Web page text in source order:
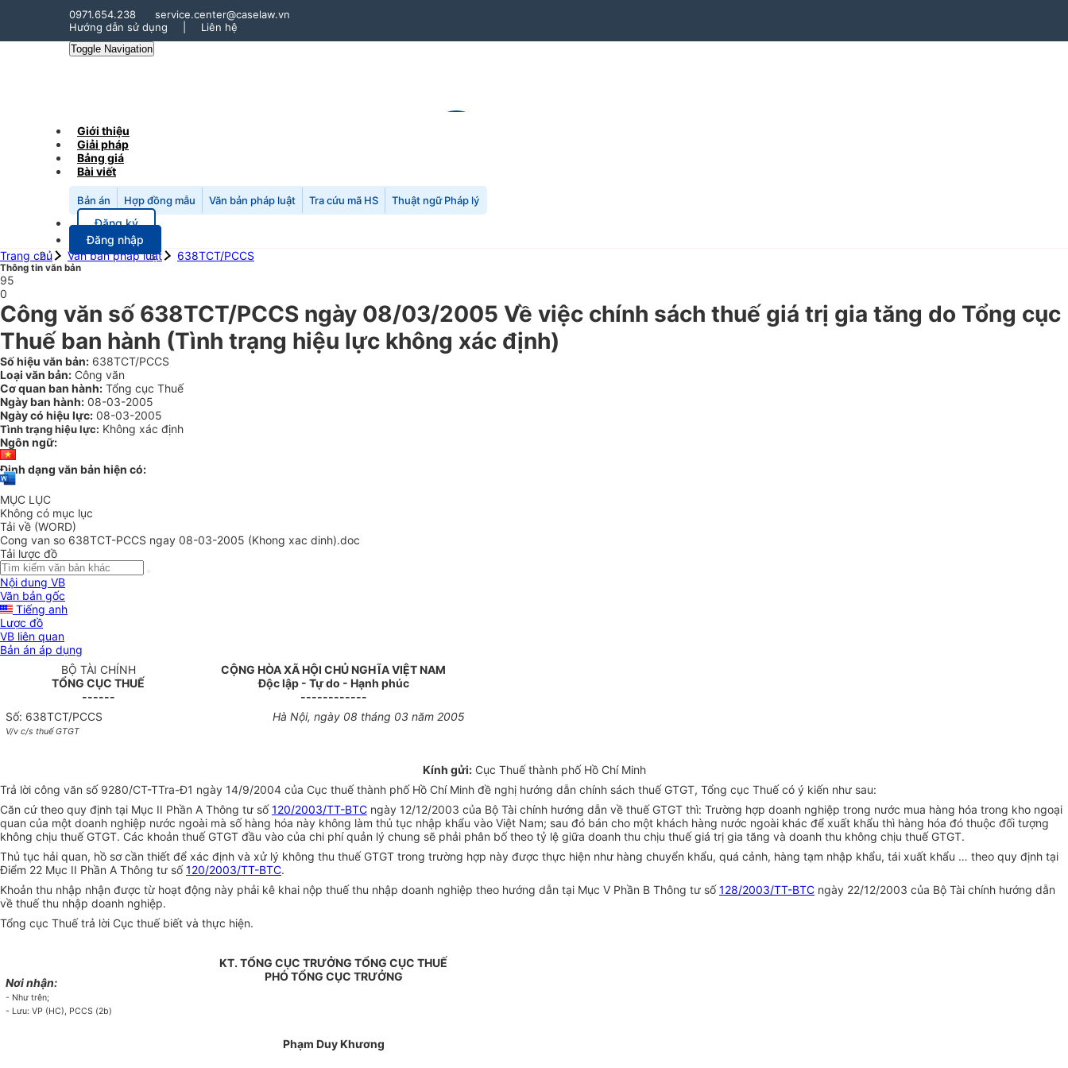
0971.654.238
service.center@caselaw.vn
Hướng dẫn sử dụng
Liên hệ
Toggle Navigation
Giới thiệu
Giải pháp
Bảng giá
Bài viết
Bản án Hợp đồng mẫu Văn bản pháp luật Tra cứu mã HS Thuật ngữ Pháp lý
Đăng ký
Đăng nhập
Trang chủ
Văn bản pháp luật 638TCT/PCCS
Thông tin văn bản
95
0
Công văn số 638TCT/PCCS ngày 08/03/2005 Về việc chính sách thuế giá trị gia tăng do Tổng cục
Thuế ban hành (Tình trạng hiệu lực không xác định)
Số hiệu văn bản: 638TCT/PCCS
Loại văn bản: Công văn
Cơ quan ban hành: Tổng cục Thuế
Ngày ban hành: 08-03-2005
Ngày có hiệu lực: 08-03-2005
Tình trạng hiệu lực: Không xác định
Ngôn ngữ:
Định dạng văn bản hiện có:
MỤC LỤC
Không có mục lục
Tải về (WORD)
Cong van so 638TCT-PCCS ngay 08-03-2005 (Khong xac dinh).doc
Tải lược đồ
Nội dung VB
Văn bản gốc
Tiếng anh
Lược đồ
VB liên quan
Bản án áp dụng
BỘ TÀI CHÍNH
TỔNG CỤC THUẾ
------
CỘNG HÒA XÃ HỘI CHỦ NGHĨA VIỆT NAM
Độc lập - Tự do - Hạnh phúc
------------
Số: 638TCT/PCCS
V/v c/s thuế GTGT
Hà Nội, ngày 08 tháng 03 năm 2005
Kính gửi:Cục Thuế thành phố Hồ Chí Minh
Trả lời công văn số 9280/CT-TTra-Đ1 ngày 14/9/2004 của Cục thuế thành phố Hồ Chí Minh đề nghị hướng dẫn chính sách thuế GTGT, Tổng cục Thuế có ý kiến như sau:
Căn cứ theo quy định tại Mục II Phần A Thông tư số120/2003/TT-BTC ngày 12/12/2003 của Bộ Tài chính hướng dẫn về thuế GTGT thì: Trường hợp doanh nghiệp trong nước mua hàng hóa trong kho ngoại
quan của một doanh nghiệp nước ngoài mà số hàng hóa này không làm thủ tục nhập khẩu vào Việt Nam; sau đó bán cho một khách hàng nước ngoài khác để xuất khẩu thì hàng hóa đó thuộc đối tượng
không chịu thuế GTGT. Các khoản thuế GTGT đầu vào của chi phí quản lý chung sẽ phải phân bố theo tỷ lệ giữa doanh thu chịu thuế giá trị gia tăng và doanh thu không chịu thuế GTGT.
Thủ tục hải quan, hồ sơ cần thiết để xác định và xử lý không thu thuế GTGT trong trường hợp này được thực hiện như hàng chuyển khẩu, quá cảnh, hàng tạm nhập khẩu, tái xuất khẩu … theo quy định tại
Điểm 22 Mục II Phần A Thông tư số120/2003/TT-BTC.
Khoản thu nhập nhận được từ hoạt động này phải kê khai nộp thuế thu nhập doanh nghiệp theo hướng dẫn tại Mục V Phần B Thông tư số128/2003/TT-BTC ngày 22/12/2003 của Bộ Tài chính hướng dẫn
về thuế thu nhập doanh nghiệp.
Tổng cục Thuế trả lời Cục thuế biết và thực hiện.
Nơi nhận:
- Như trên;
- Lưu: VP (HC), PCCS (2b)
KT. TỔNG CỤC TRƯỞNG TỔNG CỤC THUẾ
PHÓ TỔNG CỤC TRƯỞNG
Phạm Duy Khương